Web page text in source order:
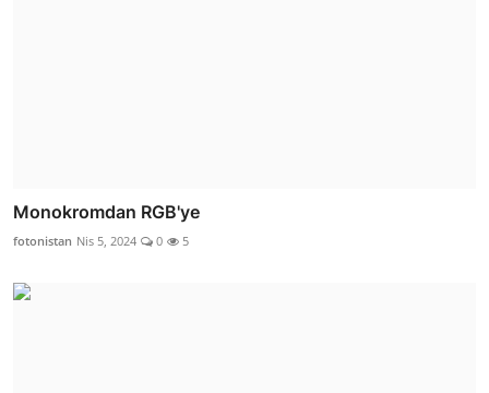
Monokromdan RGB'ye
fotonistan Nis 5, 2024 0 5